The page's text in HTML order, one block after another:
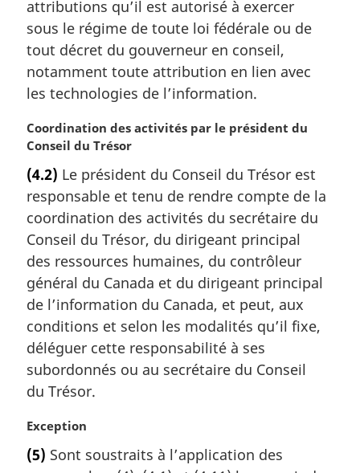
i
n
a
l
e
:
attributions qu’il est autorisé à exercer
sous le régime de toute loi fédérale ou de
tout décret du gouverneur en conseil,
notamment toute attribution en lien avec
les technologies de l’information.
N
o
e
m
a
r
i
n
a
l
e
:
Coordination des activités par le président du
Conseil du Trésor
(4.2) Le président du Conseil du Trésor est
responsable et tenu de rendre compte de la
coordination des activités du secrétaire du
Conseil du Trésor, du dirigeant principal
des ressources humaines, du contrôleur
général du Canada et du dirigeant principal
de l’information du Canada, et peut, aux
conditions et selon les modalités qu’il fixe,
déléguer cette responsabilité à ses
subordonnés ou au secrétaire du Conseil
du Trésor.
N
t
Exception
(5) Sont soustraits à l’application des